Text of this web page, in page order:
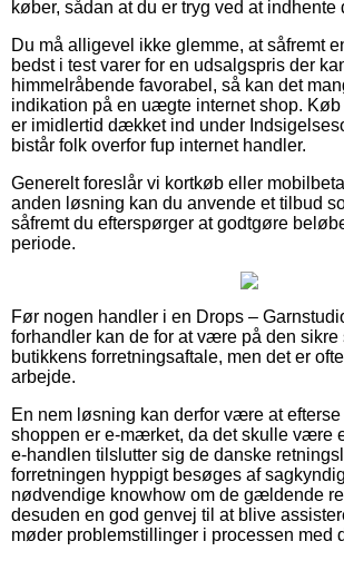
køber, sådan at du er tryg ved at indhente
Du må alligevel ikke glemme, at såfremt
bedst i test varer for en udsalgspris der
himmelråbende favorabel, så kan det
indikation på en uægte internet shop.
er imidlertid dækket ind under
bistår folk overfor fup internet handler.
Generelt foreslår vi kortkøb eller
anden løsning kan du anvende et tilbud
såfremt du efterspørger at godtgøre
periode.
Før nogen handler i en Drops –
forhandler kan de for at være på den sikre
butikkens forretningsaftale, men det er
arbejde.
En nem løsning kan derfor være at
shoppen er e-mærket, da det skulle være
e-handlen tilslutter sig de danske
forretningen hyppigt besøges af
nødvendige knowhow om de gældende
desuden en god genvej til at blive
møder problemstillinger i processen med